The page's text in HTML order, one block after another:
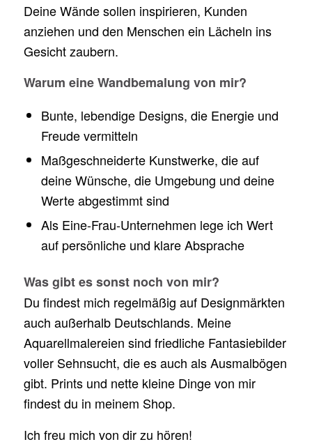
Deine Wände sollen inspirieren, Kunden
anziehen und den Menschen ein Lächeln ins
Gesicht zaubern.
Warum eine Wandbemalung von mir?
Bunte, lebendige Designs, die Energie und
Freude vermitteln
Maßgeschneiderte Kunstwerke, die auf
deine Wünsche, die Umgebung und deine
Werte abgestimmt sind
Als Eine-Frau-Unternehmen lege ich Wert
auf persönliche und klare Absprache
Was gibt es sonst noch von mir?
Du findest mich regelmäßig auf Designmärkten
auch außerhalb Deutschlands. Meine
Aquarellmalereien sind friedliche Fantasiebilder
voller Sehnsucht, die es auch als Ausmalbögen
gibt. Prints und nette kleine Dinge von mir
findest du in meinem Shop.
Ich freu mich von dir zu hören!